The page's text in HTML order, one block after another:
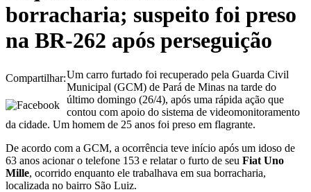
borracharia; suspeito foi preso
na BR-262 após perseguição
Compartilhar:Um carro furtado foi recuperado pela Guarda Civil
Municipal (GCM) de Pará de Minas na tarde do
último domingo (26/4), após uma rápida ação que
contou com apoio do sistema de videomonitoramento
da cidade. Um homem de 25 anos foi preso em flagrante.
De acordo com a GCM, a ocorrência teve início após um idoso de
63 anos acionar o telefone 153 e relatar o furto de seu Fiat Uno
Mille, ocorrido enquanto ele trabalhava em sua borracharia,
localizada no bairro São Luiz.